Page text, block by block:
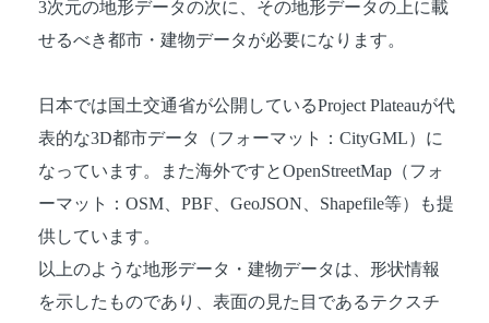
3次元の地形データの次に、その地形データの上に載
せるべき都市・建物データが必要になります。
日本では国土交通省が公開しているProject Plateauが代
表的な3D都市データ（フォーマット：CityGML）に
なっています。また海外ですとOpenStreetMap（フォ
ーマット：OSM、PBF、GeoJSON、Shapefile等）も提
供しています。
以上のような地形データ・建物データは、形状情報
を示したものであり、表面の見た目であるテクスチ